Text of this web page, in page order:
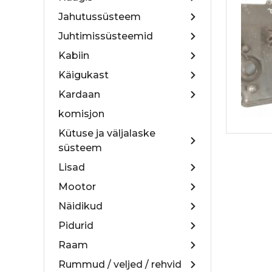
Jahutussüsteem
Juhtimissüsteemid
Kabiin
Käigukast
Kardaan
komisjon
Kütuse ja väljalaske
süsteem
Lisad
Mootor
Näidikud
Pidurid
Raam
Rummud / veljed / rehvid